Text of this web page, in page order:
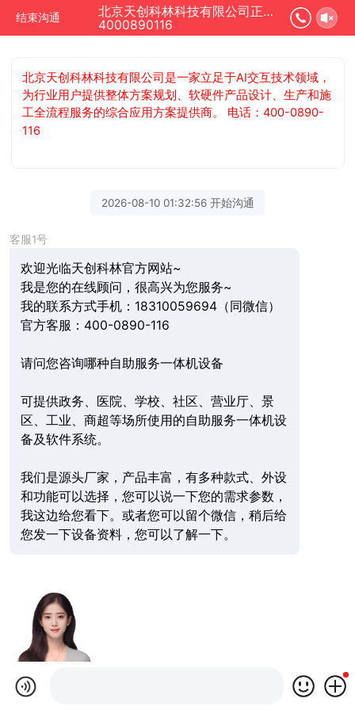
结束沟通
北京天创科林科技有限公司正在为您服务
4000890116
北京天创科林科技有限公司是一家立足于AI交互技术领域，
为行业用户提供整体方案规划、软硬件产品设计、生产和施
工全流程服务的综合应用方案提供商。 电话：400-0890-
116
2026-08-10 01:32:56 开始沟通
客服1号
欢迎光临天创科林官方网站~
我是您的在线顾问，很高兴为您服务~
我的联系方式手机：18310059694（同微信）
官方客服：400-0890-116
请问您咨询哪种自助服务一体机设备
可提供政务、医院、学校、社区、营业厅、景
区、工业、商超等场所使用的自助服务一体机设
备及软件系统。
我们是源头厂家，产品丰富，有多种款式、外设
和功能可以选择，您可以说一下您的需求参数，
我这边给您看下。或者您可以留个微信，稍后给
您发一下设备资料，您可以了解一下。